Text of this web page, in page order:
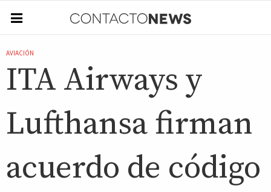
AVIACIÓN
ITA Airways y
Lufthansa firman
acuerdo de código